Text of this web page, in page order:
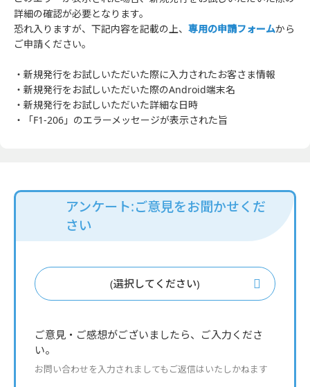
詳細の確認が必要となります。
恐れ入りますが、下記内容を記載の上、 専用の申請フォームから
ご申請ください。
・新規発行をお試しいただいた際に入力されたお客さま情報
・新規発行をお試しいただいた際のAndroid端末名
・新規発行をお試しいただいた詳細な日時
・「F1-206」のエラーメッセージが表示された旨
アンケート:ご意見をお聞かせくだ
さい
(選択してください)
ご意見・ご感想がございましたら、ご入力くださ
い。
お問い合わせを入力されましてもご返信はいたしかねます